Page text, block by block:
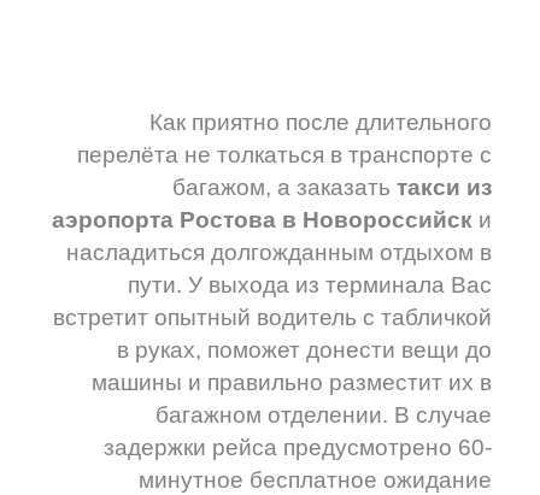
Как приятно после длительного
перелёта не толкаться в транспорте с
багажом, а заказать такси из
аэропорта Ростова в Новороссийск и
насладиться долгожданным отдыхом в
пути. У выхода из терминала Вас
встретит опытный водитель с табличкой
в руках, поможет донести вещи до
машины и правильно разместит их в
багажном отделении. В случае
задержки рейса предусмотрено 60-
минутное бесплатное ожидание